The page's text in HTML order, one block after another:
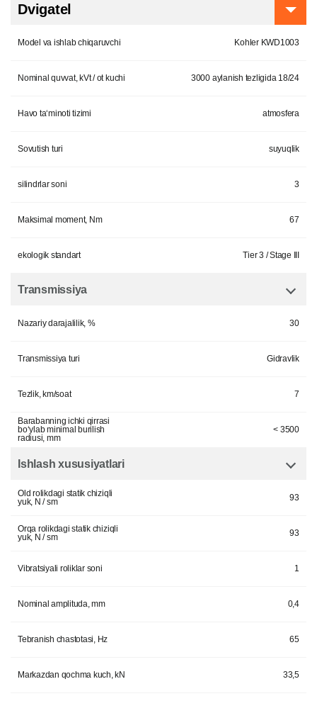
Dvigatel
Model va ishlab chiqaruvchi Kohler KWD1003
Nominal quvvat, kVt / ot kuchi 3000 aylanish tezligida 18/24
Havo ta‘minoti tizimi atmosfera
Sovutish turi suyuqlik
silindrlar soni 3
Maksimal moment, Nm 67
ekologik standart Tier 3 / Stage III
Transmissiya
Nazariy darajalilik, % 30
Transmissiya turi Gidravlik
Tezlik, km/soat 7
Barabanning ichki qirrasi
bo‘ylab minimal burilish
radiusi, mm
< 3500
Ishlash xususiyatlari
Old rolikdagi statik chiziqli
yuk, N / sm
93
Orqa rolikdagi statik chiziqli
yuk, N / sm
93
Vibratsiyali roliklar soni 1
Nominal amplituda, mm 0,4
Tebranish chastotasi, Hz 65
Markazdan qochma kuch, kN 33,5